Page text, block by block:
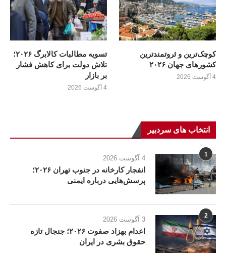
کوچک‌ترین و ثروتمندترین
کشورهای جهان ۲۰۲۶
4 آگوست 2026
تسویه مطالبات کالابرگ ۲۰۲۶؛
تلاش دولت برای کاهش فشار
بر بازار
4 آگوست 2026
انتخاب های سردبیر
1 4 آگوست 2026
انفجار کارخانه در جنوب تهران ۲۰۲۶؛
پرسش‌هایی درباره ایمنی
2 3 آگوست 2026
اعدام بهزاد صفوت ۲۰۲۶؛ جنجال تازه
حقوق بشری در ایران